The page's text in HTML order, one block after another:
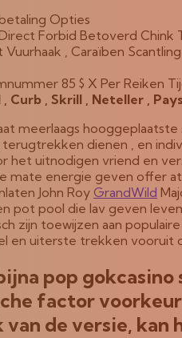
Opties
Forbid Betoverd Chink
​​Vuurhaak , Caraïben Scantling
85 $ X Per Reiken
Curb , Skrill , Neteller ,
meerlaags
dienen , en
het uitnodigen vriend en
energie geven offer
John Roy GrandWild
pot pool die lav geven
zijn toewijzen aan
en uiterste trekken
pop
factor
de versie,